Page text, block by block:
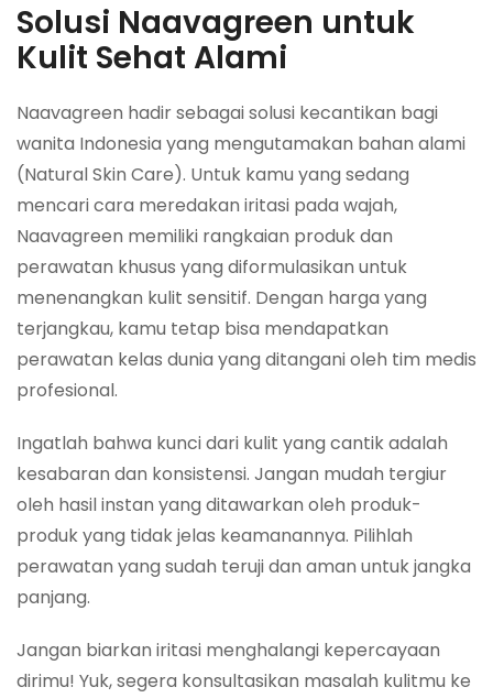
Solusi Naavagreen untuk
Kulit Sehat Alami
Naavagreen hadir sebagai solusi kecantikan bagi
wanita Indonesia yang mengutamakan bahan alami
(Natural Skin Care). Untuk kamu yang sedang
mencari cara meredakan iritasi pada wajah,
Naavagreen memiliki rangkaian produk dan
perawatan khusus yang diformulasikan untuk
menenangkan kulit sensitif. Dengan harga yang
terjangkau, kamu tetap bisa mendapatkan
perawatan kelas dunia yang ditangani oleh tim medis
profesional.
Ingatlah bahwa kunci dari kulit yang cantik adalah
kesabaran dan konsistensi. Jangan mudah tergiur
oleh hasil instan yang ditawarkan oleh produk-
produk yang tidak jelas keamanannya. Pilihlah
perawatan yang sudah teruji dan aman untuk jangka
panjang.
Jangan biarkan iritasi menghalangi kepercayaan
dirimu! Yuk, segera konsultasikan masalah kulitmu ke